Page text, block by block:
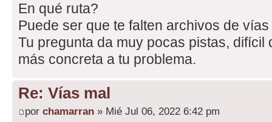
En qué ruta?
Puede ser que te falten archivos de
Tu pregunta da muy pocas pistas, difícil
más concreta a tu problema.
Re: Vías mal
por chamarran » Mié Jul 06, 2022 6:42 pm